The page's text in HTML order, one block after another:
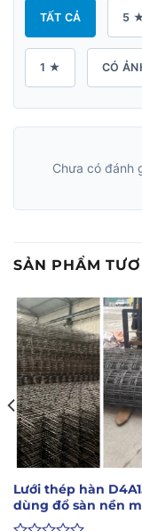
TẤT CẢ 5
1 ★ CÓ
Chưa có đánh
SẢN PHẨM
Lưới thép hàn
dùng đổ sàn nền
tông